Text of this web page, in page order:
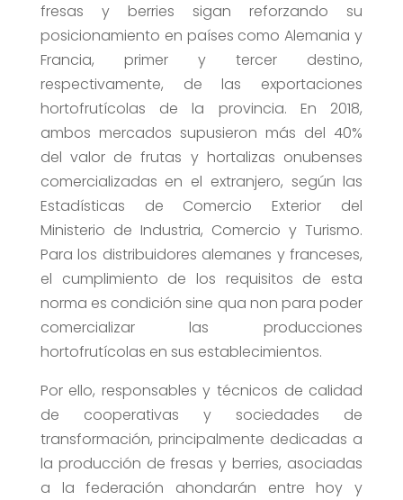
fresas y berries sigan reforzando su
posicionamiento en países como Alemania y
Francia, primer y tercer destino,
respectivamente, de las exportaciones
hortofrutícolas de la provincia. En 2018,
ambos mercados supusieron más del 40%
del valor de frutas y hortalizas onubenses
comercializadas en el extranjero, según las
Estadísticas de Comercio Exterior del
Ministerio de Industria, Comercio y Turismo.
Para los distribuidores alemanes y franceses,
el cumplimiento de los requisitos de esta
norma es condición sine qua non para poder
comercializar las producciones
hortofrutícolas en sus establecimientos.
Por ello, responsables y técnicos de calidad
de cooperativas y sociedades de
transformación, principalmente dedicadas a
la producción de fresas y berries, asociadas
a la federación ahondarán entre hoy y